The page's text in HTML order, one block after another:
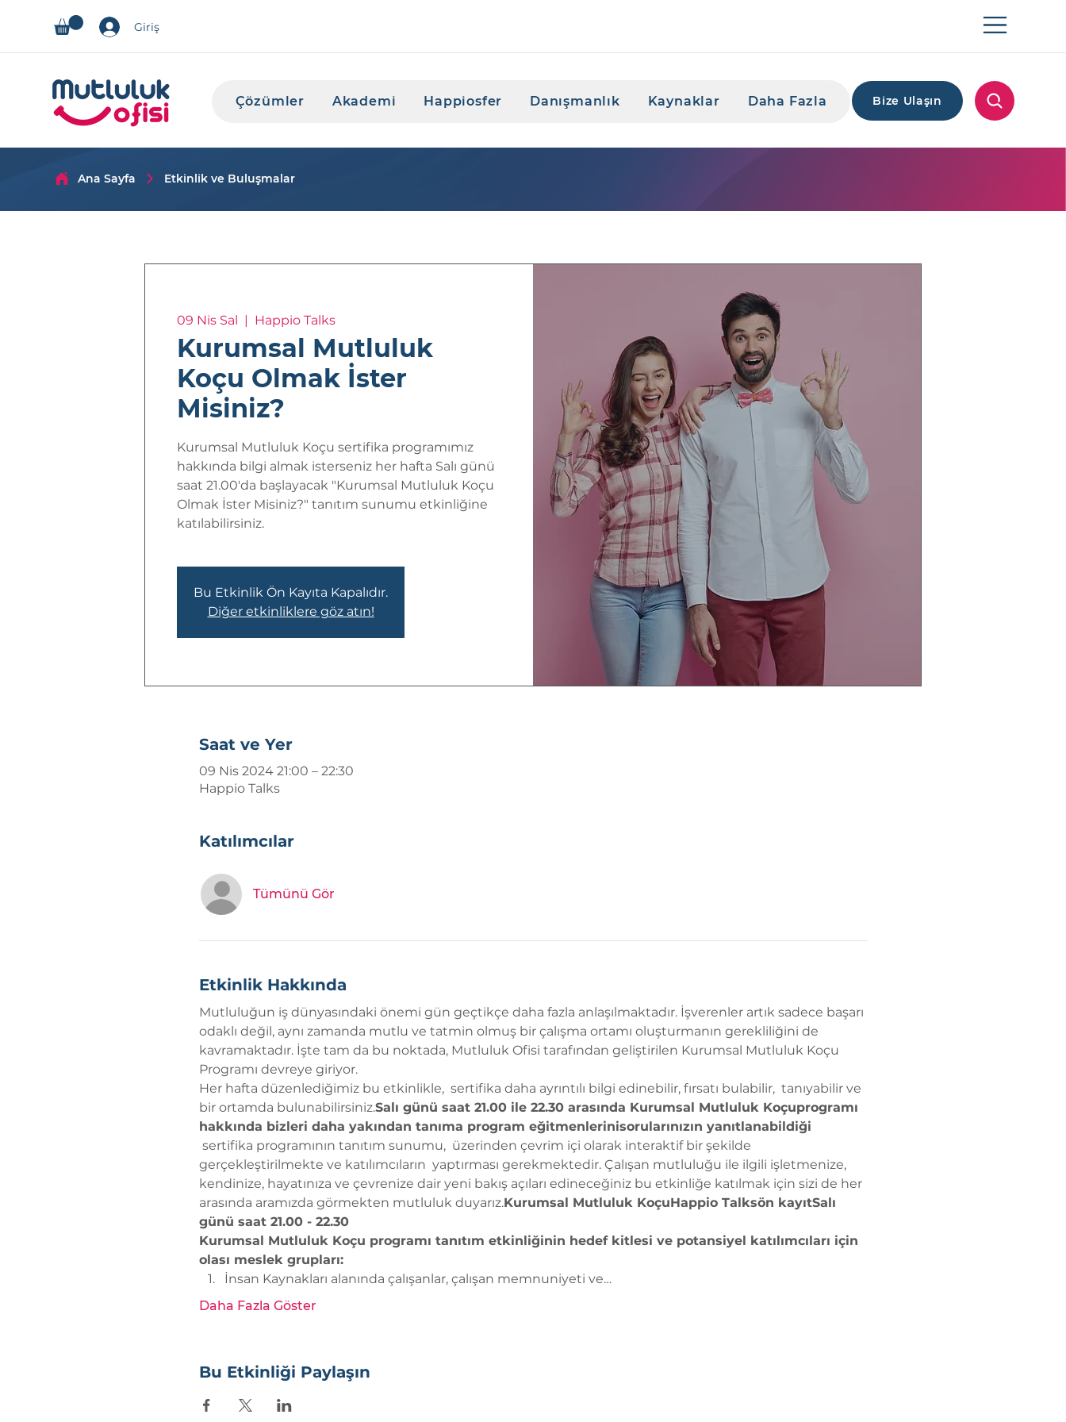
Giriş
Çözümler Akademi Happiosfer Danışmanlık Kaynaklar Daha Fazla Bize Ulaşın
Ana Sayfa Etkinlik ve Buluşmalar
09 Nis Sal
  |
Happio Talks
Kurumsal Mutluluk
Koçu Olmak İster
Misiniz?
Kurumsal Mutluluk Koçu sertifika programımız
hakkında bilgi almak isterseniz her hafta Salı günü
saat 21.00'da başlayacak "Kurumsal Mutluluk Koçu
Olmak İster Misiniz?" tanıtım sunumu etkinliğine
katılabilirsiniz.
Bu Etkinlik Ön Kayıta Kapalıdır.
Diğer etkinliklere göz atın!
Saat ve Yer
09 Nis 2024 21:00 – 22:30
Happio Talks
Katılımcılar
Tümünü Gör
Etkinlik Hakkında
Mutluluğun iş dünyasındaki önemi gün geçtikçe daha fazla anlaşılmaktadır. İşverenler artık sadece başarı
odaklı değil, aynı zamanda mutlu ve tatmin olmuş bir çalışma ortamı oluşturmanın gerekliliğini de
kavramaktadır. İşte tam da bu noktada, Mutluluk Ofisi tarafından geliştirilen Kurumsal Mutluluk Koçu
Programı devreye giriyor.
Her hafta düzenlediğimiz bu etkinlikle, sertifika daha ayrıntılı bilgi edinebilir, fırsatı bulabilir, tanıyabilir ve
bir ortamda bulunabilirsiniz.Salı günü saat 21.00 ile 22.30 arasında Kurumsal Mutluluk Koçuprogramı
hakkında bizleri daha yakından tanıma program eğitmenlerinisorularınızın yanıtlanabildiği
sertifika programının tanıtım sunumu, üzerinden çevrim içi olarak interaktif bir şekilde
gerçekleştirilmekte ve katılımcıların yaptırması gerekmektedir. Çalışan mutluluğu ile ilgili işletmenize,
kendinize, hayatınıza ve çevrenize dair yeni bakış açıları edineceğiniz bu etkinliğe katılmak için sizi de her
arasında aramızda görmekten mutluluk duyarız.Kurumsal Mutluluk KoçuHappio Talksön kayıtSalı
günü saat 21.00 - 22.30
Kurumsal Mutluluk Koçu programı tanıtım etkinliğinin hedef kitlesi ve potansiyel katılımcıları için
olası meslek grupları:
İnsan Kaynakları alanında çalışanlar, çalışan memnuniyeti ve…
Daha Fazla Göster
Bu Etkinliği Paylaşın